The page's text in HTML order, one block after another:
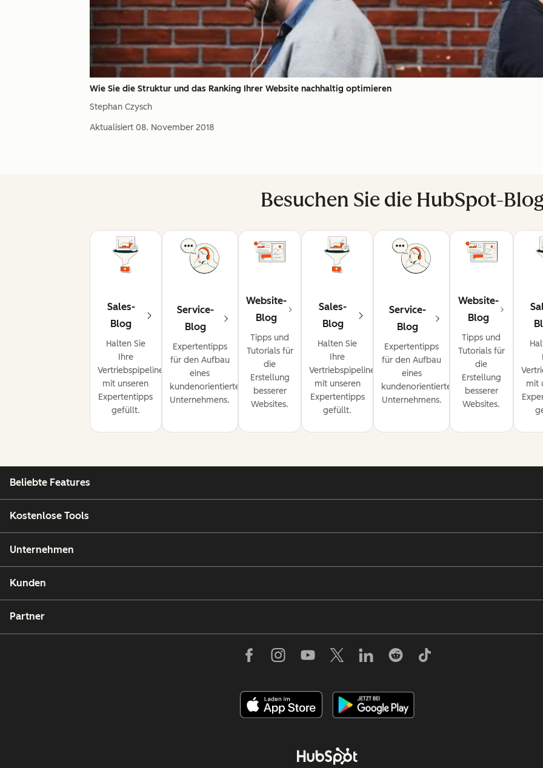
Wie Sie die Struktur und das Ranking Ihrer Website nachhaltig optimieren
Stephan Czysch
Aktualisiert 08. November 2018
Besuchen Sie die HubSpot-
Sales-
Blog
Halten Sie
Ihre
Vertriebspipeline
mit unseren
Expertentipps
gefüllt.
Service-
Blog
Expertentipps
für den Aufbau
eines
kundenorientierten
Unternehmens.
Website-
Blog
Tipps und
Tutorials für
die
Erstellung
besserer
Websites.
Sales-
Blog
Halten Sie
Ihre
Vertriebspipeline
mit unseren
Expertentipps
gefüllt.
Service-
Blog
Expertentipps
für den Aufbau
eines
kundenorientierten
Unternehmens.
Website-
Blog
Tipps und
Tutorials für
die
Erstellung
besserer
Websites.
mit
Beliebte Features
Kostenlose Tools
Unternehmen
Kunden
Partner